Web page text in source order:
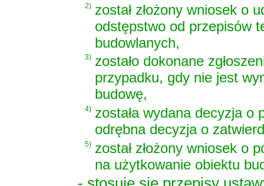
2) został złożony wniosek o
odstępstwo od przepisów
budowlanych,
3) zostało dokonane
przypadku, gdy nie jest
budowę,
4) została wydana decyzja o
odrębna decyzja o
5) został złożony wniosek o
na użytkowanie obiektu